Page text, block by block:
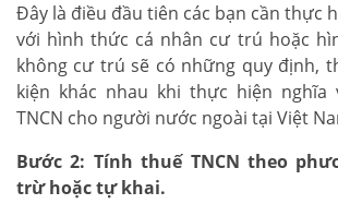
Đây là điều đầu tiên các bạn cần thực
với hình thức cá nhân cư trú hoặc
không cư trú sẽ có những quy định,
kiện khác nhau khi thực hiện nghĩa
TNCN cho người nước ngoài tại Việt
Bước 2: Tính thuế TNCN theo
trừ hoặc tự khai.